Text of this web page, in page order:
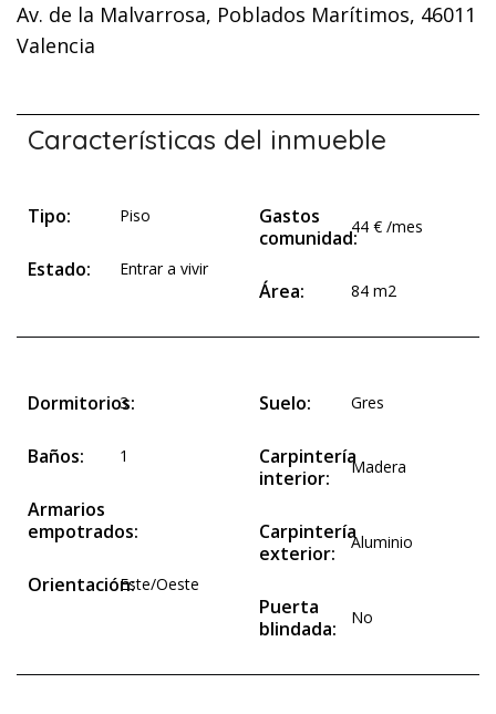
Av. de la Malvarrosa, Poblados Marítimos, 46011
Valencia
Características del inmueble
Tipo: Piso
Estado: Entrar a vivir
Gastos
comunidad:44 € /mes
Área: 84 m2
Dormitorios:
3
Baños: 1
Armarios
empotrados:
Orientación:Este/Oeste
Suelo: Gres
Carpintería
interior:
Madera
Carpintería
exterior:
Aluminio
Puerta
blindada:
No